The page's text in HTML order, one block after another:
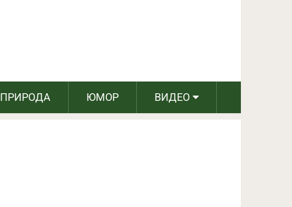
ПРИРОДА ЮМОР ВИДЕО